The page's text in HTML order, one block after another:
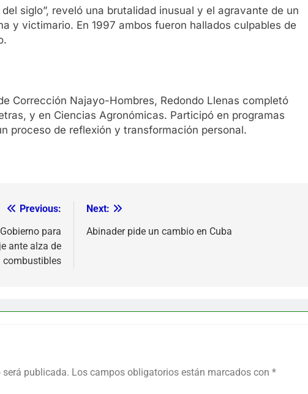
siglo”, reveló una brutalidad inusual y el agravante de un
y victimario. En 1997 ambos fueron hallados culpables de
Corrección Najayo-Hombres, Redondo Llenas completó
y en Ciencias Agronómicas. Participó en programas
proceso de reflexión y transformación personal.
Previous:
para
ante alza de
combustibles
Next:
Abinader pide un cambio en Cuba
será publicada. Los campos obligatorios están marcados con *